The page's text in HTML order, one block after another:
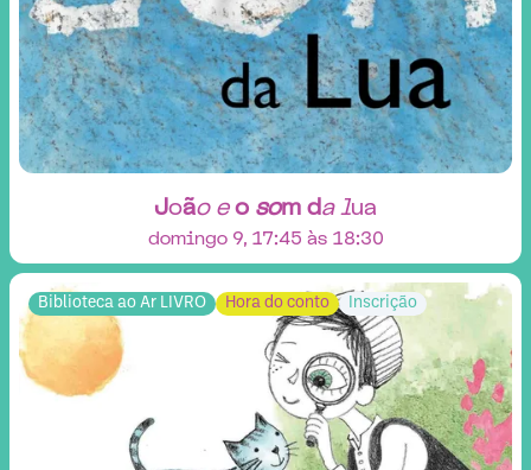
João e o som da lua
domingo 9, 17:45 às 18:30
Biblioteca ao Ar LIVRO Hora do conto Inscrição